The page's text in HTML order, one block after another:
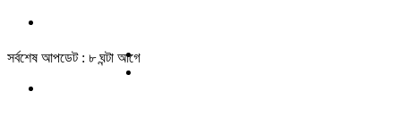
সর্বশেষ আপডেট : ৮ ঘন্টা আগে